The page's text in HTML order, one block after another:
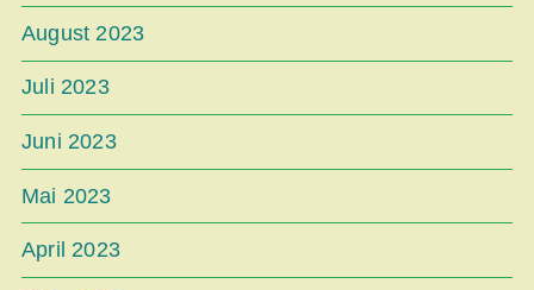
August 2023
Juli 2023
Juni 2023
Mai 2023
April 2023